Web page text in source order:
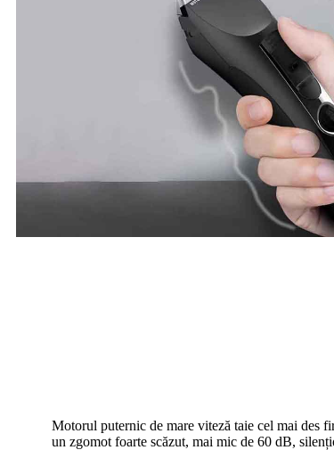
Motorul puternic de mare viteză taie cel mai des
un zgomot foarte scăzut, mai mic de 60 dB,